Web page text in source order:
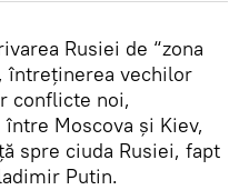
Rusiei de “zona
întreținerea vechilor
conflicte noi,
Moscova și Kiev,
spre ciuda Rusiei, fapt
Putin.